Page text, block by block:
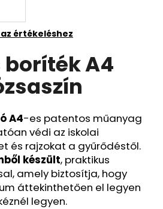
értékeléshez
A4
A4-es patentos műanyag
védi az iskolai
és rajzokat a gyűrődéstől.
készült, praktikus
amely biztosítja, hogy
áttekinthetően el legyen
legyen.